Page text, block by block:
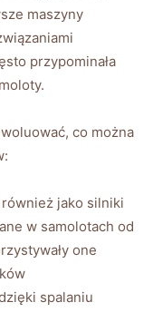
maszyny
przypominała
​co można
jako silniki
w samolotach od
one
spalaniu